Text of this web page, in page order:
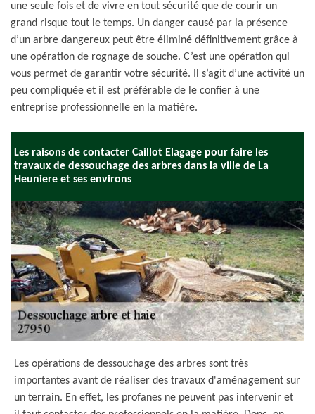
une seule fois et de vivre en tout sécurité que de courir un
grand risque tout le temps. Un danger causé par la présence
d’un arbre dangereux peut être éliminé définitivement grâce à
une opération de rognage de souche. C’est une opération qui
vous permet de garantir votre sécurité. Il s’agit d’une activité un
peu compliquée et il est préférable de le confier à une
entreprise professionnelle en la matière.
Les raisons de contacter Caillot Elagage pour faire les
travaux de dessouchage des arbres dans la ville de La
Heuniere et ses environs
Les opérations de dessouchage des arbres sont très
importantes avant de réaliser des travaux d'aménagement sur
un terrain. En effet, les profanes ne peuvent pas intervenir et